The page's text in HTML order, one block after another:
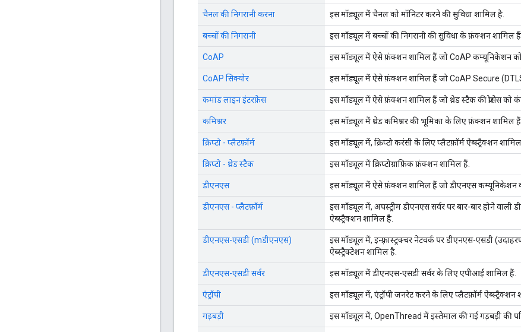
चैनल की निगरानी करना इस मॉड्यूल में चैनल को मॉनिटर करने की सुविधा शामिल है.
बच्चों की निगरानी इस मॉड्यूल में बच्चों की निगरानी की सुविधा के फ़ंक्शन शामिल हैं.
CoAP इस मॉड्यूल में ऐसे फ़ंक्शन शामिल हैं जो CoAP कम्यूनिकेशन को
CoAP सिक्योर इस मॉड्यूल में ऐसे फ़ंक्शन शामिल हैं जो CoAP Secure
कमांड लाइन इंटरफ़ेस इस मॉड्यूल में ऐसे फ़ंक्शन शामिल हैं जो थ्रेड स्टैक की प्रोसेस को
कमिश्नर इस मॉड्यूल में थ्रेड कमिश्नर की भूमिका के लिए फ़ंक्शन शामिल हैं.
क्रिप्टो - प्लैटफ़ॉर्म इस मॉड्यूल में, क्रिप्टो करंसी के लिए प्लैटफ़ॉर्म ऐब्स्ट्रैक्शन
क्रिप्टो - थ्रेड स्टैक इस मॉड्यूल में क्रिप्टोग्राफ़िक फ़ंक्शन शामिल हैं.
डीएनएस इस मॉड्यूल में ऐसे फ़ंक्शन शामिल हैं जो डीएनएस कम्यूनिकेशन
डीएनएस - प्लैटफ़ॉर्म
इस मॉड्यूल में, अपस्ट्रीम डीएनएस सर्वर पर बार-बार होने
ऐब्स्ट्रैक्शन शामिल है.
डीएनएस-एसडी (mडीएनएस)
इस मॉड्यूल में, इन्फ़्रास्ट्रक्चर नेटवर्क पर डीएनएस-एसडी
ऐब्स्ट्रैक्टेशन शामिल है.
डीएनएस-एसडी सर्वर इस मॉड्यूल में डीएनएस-एसडी सर्वर के लिए एपीआई शामिल हैं.
एंट्रॉपी इस मॉड्यूल में, एंट्रॉपी जनरेट करने के लिए प्लैटफ़ॉर्म ऐब्स्ट्रैक्शन
गड़बड़ी इस मॉड्यूल में, OpenThread में इस्तेमाल की गई गड़बड़ी की